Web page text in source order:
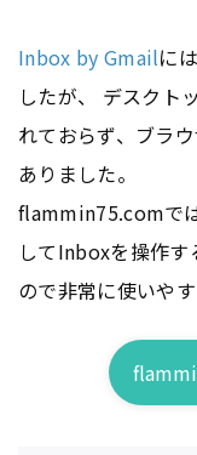
Inbox by Gmailに
したが、 デスクト
れておらず、ブラ
ありました。
flammin75.comで
してInboxを操作す
ので非常に使いやす